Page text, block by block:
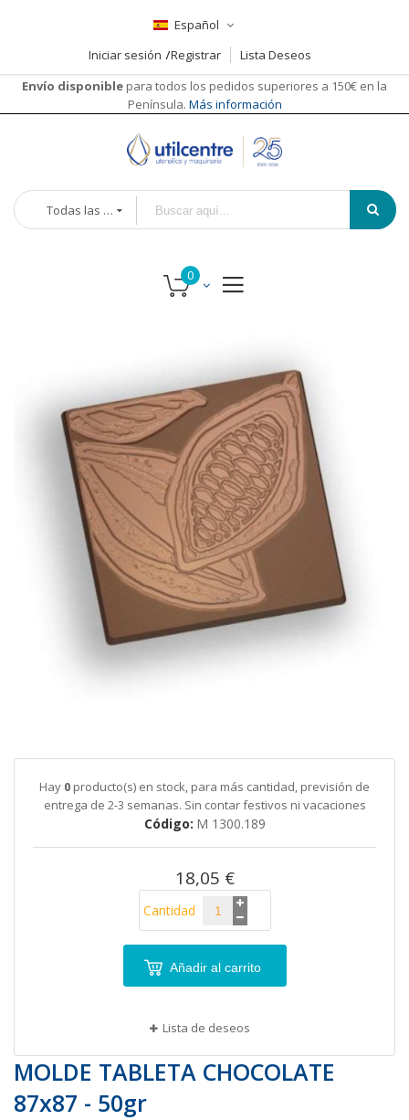
Español
Iniciar sesión
Registrar
Lista Deseos
Envío disponible para todos los pedidos superiores a 150€ en la
Península. Más información
Todas las categorías
imágenes
comienzo
galería
imágenes
Hay 0 producto(s) en stock, para más cantidad, previsión de
entrega de 2-3 semanas. Sin contar festivos ni vacaciones
Código M 1300.189
18,05 €
Cantidad
Añadir al carrito
Lista de deseos
MOLDE TABLETA CHOCOLATE
87x87 - 50gr